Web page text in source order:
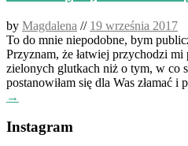
by Magdalena // 19 września 2017
To do mnie niepodobne, bym
Przyznam, że łatwiej przychodzi
zielonych glutkach niż o tym, w co
postanowiłam się dla Was złamać i
→
Instagram